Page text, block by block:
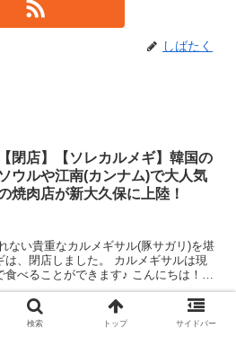
しばたく
【閉店】【ソレカルメギ】韓国の
ソウルや江南(カンナム)で大人気
焼肉店が新大久保に上陸！
ない貴重なカルメギサル(豚サガリ)を堪
、閉店しました。 カルメギサルは現
べることができます♪ こんにちは！し
き！今週...
【ハレルヤ】プルコギ好き必見！
検索 トップ サイドバー